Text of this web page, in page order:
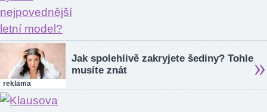
reklama
Jak spolehlivě zakryjete šediny? Tohle
musíte znát